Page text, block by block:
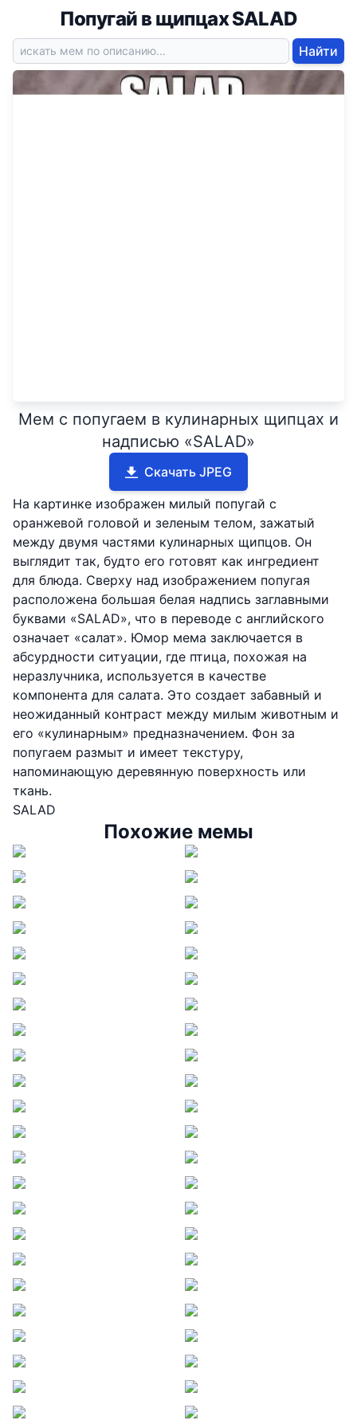
Попугай в щипцах SALAD
Найти
Мем с попугаем в кулинарных щипцах и
надписью «SALAD»
Скачать JPEG
На картинке изображен милый попугай с
оранжевой головой и зеленым телом, зажатый
между двумя частями кулинарных щипцов. Он
выглядит так, будто его готовят как ингредиент
для блюда. Сверху над изображением попугая
расположена большая белая надпись заглавными
буквами «SALAD», что в переводе с английского
означает «салат». Юмор мема заключается в
абсурдности ситуации, где птица, похожая на
неразлучника, используется в качестве
компонента для салата. Это создает забавный и
неожиданный контраст между милым животным и
его «кулинарным» предназначением. Фон за
попугаем размыт и имеет текстуру,
напоминающую деревянную поверхность или
ткань.
SALAD
Похожие мемы